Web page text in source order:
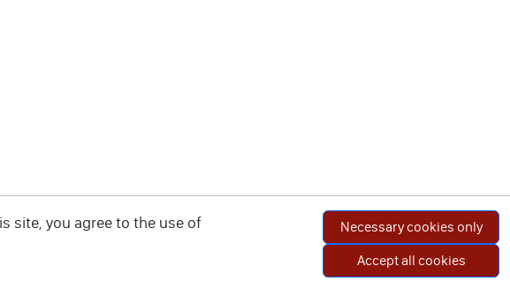
site, you agree to the use of
Necessary cookies only
Accept all cookies